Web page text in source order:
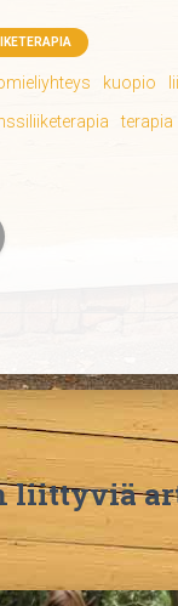
kuopio
terapia
liittyviä